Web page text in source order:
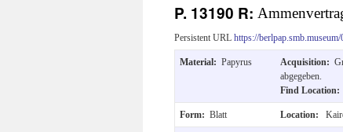
springen
P. 13190 R:
Persistent URL https://
Material: Papyrus Acquisition:
abgegeben.
Find Location:
Form: Blatt Location: